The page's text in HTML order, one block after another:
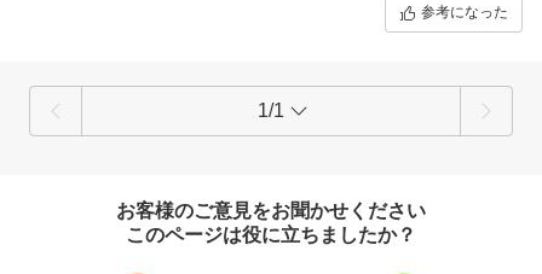
参考になった
1/1
お客様のご意見をお聞かせください
このページは役に立ちましたか？